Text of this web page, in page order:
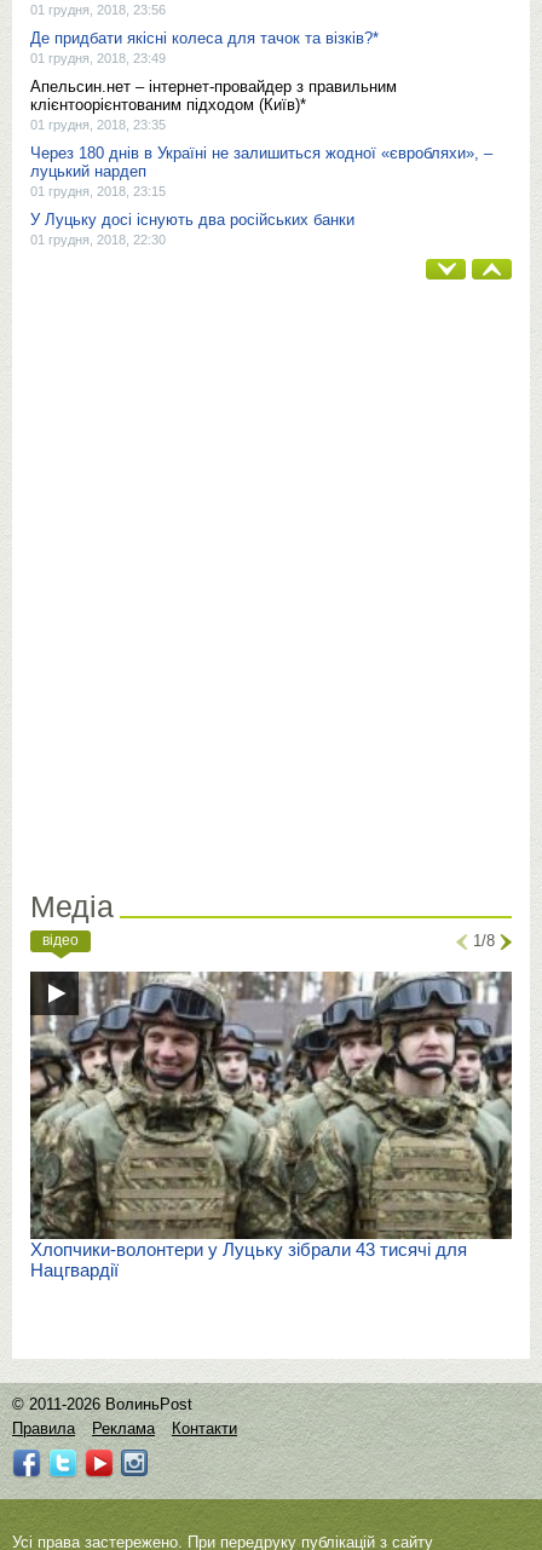
01 грудня, 2018, 23:56
Де придбати якісні колеса для тачок та візків?*
01 грудня, 2018, 23:49
Апельсин.нет – інтернет-провайдер з правильним
клієнтоорієнтованим підходом (Київ)*
01 грудня, 2018, 23:35
Через 180 днів в Україні не залишиться жодної «євробляхи», –
луцький нардеп
01 грудня, 2018, 23:15
У Луцьку досі існують два російських банки
01 грудня, 2018, 22:30
Медіа
відео 1/8
Хлопчики-волонтери у Луцьку зібрали 43 тисячі для
Нацгвардії
© 2011-2026 ВолиньPost
Правила
Реклама Контакти
Усі права застережено. При передруку публікацій з сайту